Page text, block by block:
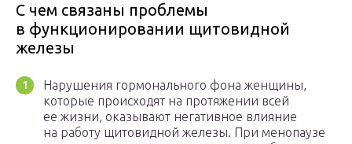
С чем связаны проблемы
в функционировании щитовидной
железы
Нарушения гормонального фона женщины,
которые происходят на протяжении всей
ее жизни, оказывают негативное влияние
на работу щитовидной железы. При менопаузе